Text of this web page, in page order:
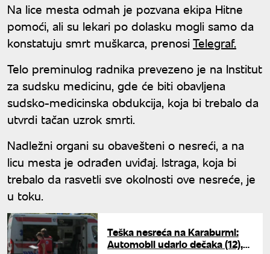
Na lice mesta odmah je pozvana ekipa Hitne
pomoći, ali su lekari po dolasku mogli samo da
konstatuju smrt muškarca, prenosi Telegraf.
Telo preminulog radnika prevezeno je na Institut
za sudsku medicinu, gde će biti obavljena
sudsko-medicinska obdukcija, koja bi trebalo da
utvrdi tačan uzrok smrti.
Nadležni organi su obavešteni o nesreći, a na
licu mesta je odrađen uviđaj. Istraga, koja bi
trebalo da rasvetli sve okolnosti ove nesreće, je
u toku.
Teška nesreća na Karaburmi:
Automobil udario dečaka (12),